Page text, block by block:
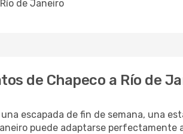
de Janeiro
de Chapeco a Río de
escapada de fin de semana, una
puede adaptarse